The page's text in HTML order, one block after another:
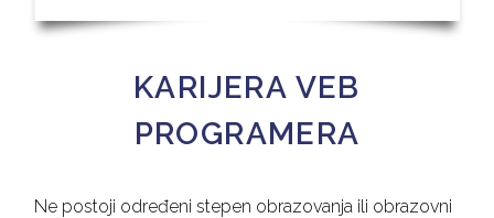
KARIJERA VEB
PROGRAMERA
Ne postoji određeni stepen obrazovanja ili obrazovni